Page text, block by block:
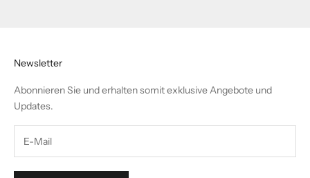
Gehe zu Element 1
Gehe zu Element 2
Gehe zu Element 3
Newsletter
Abonnieren Sie und erhalten somit exklusive Angebote und
Updates.